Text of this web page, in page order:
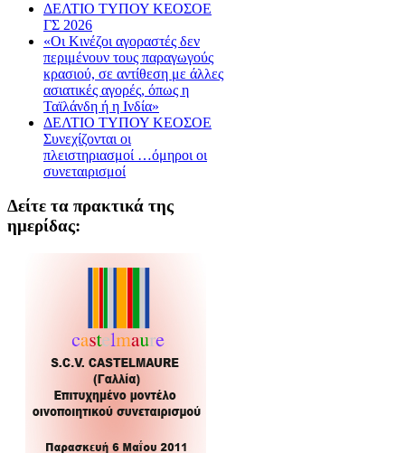
ΔΕΛΤΙΟ ΤΥΠΟΥ ΚΕΟΣΟΕ
ΓΣ 2026
«Οι Κινέζοι αγοραστές δεν
περιμένουν τους παραγωγούς
κρασιού, σε αντίθεση με άλλες
ασιατικές αγορές, όπως η
Ταϊλάνδη ή η Ινδία»
ΔΕΛΤΙΟ ΤΥΠΟΥ ΚΕΟΣΟΕ
Συνεχίζονται οι
πλειστηριασμοί …όμηροι οι
συνεταιρισμοί
Δείτε τα πρακτικά της
ημερίδας: